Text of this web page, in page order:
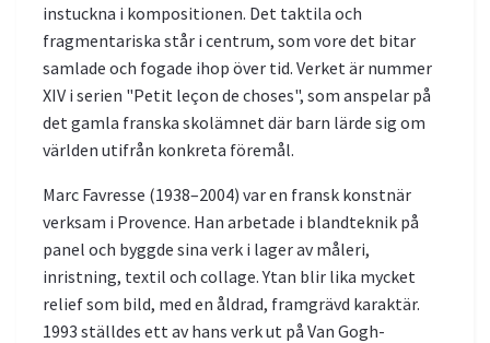
instuckna i kompositionen. Det taktila och
fragmentariska står i centrum, som vore det bitar
samlade och fogade ihop över tid. Verket är nummer
XIV i serien "Petit leçon de choses", som anspelar på
det gamla franska skolämnet där barn lärde sig om
världen utifrån konkreta föremål.
Marc Favresse (1938–2004) var en fransk konstnär
verksam i Provence. Han arbetade i blandteknik på
panel och byggde sina verk i lager av måleri,
inristning, textil och collage. Ytan blir lika mycket
relief som bild, med en åldrad, framgrävd karaktär.
1993 ställdes ett av hans verk ut på Van Gogh-